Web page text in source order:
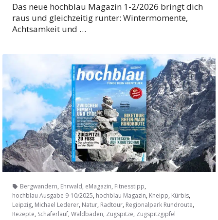
Das neue hochblau Magazin 1-2/2026 bringt dich
raus und gleichzeitig runter: Wintermomente,
Achtsamkeit und …
Bergwandern, Ehrwald, eMagazin, Fitnesstipp,
hochblau Ausgabe 9-10/2025, hochblau Magazin, Kneipp, Kürbis,
Leipzig, Michael Lederer, Natur, Radtour, Regionalpark Rundroute,
Rezepte, Schäferlauf, Waldbaden, Zugspitze, Zugspitzgipfel